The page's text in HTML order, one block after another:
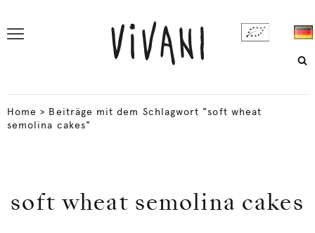
Home > Beiträge mit dem Schlagwort "soft wheat
semolina cakes"
soft wheat semolina cakes